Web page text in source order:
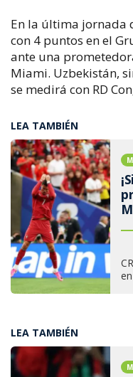
En la última jornada
con 4 puntos en el
ante una
Miami. Uzbekistán,
se medirá con RD
LEA TAMBIÉN
LEA TAMBIÉN